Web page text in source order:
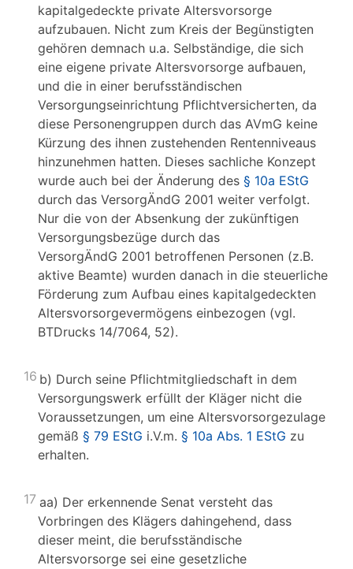
kapitalgedeckte private Altersvorsorge
aufzubauen. Nicht zum Kreis der Begünstigten
gehören demnach u.a. Selbständige, die sich
eine eigene private Altersvorsorge aufbauen,
und die in einer berufsständischen
Versorgungseinrichtung Pflichtversicherten, da
diese Personengruppen durch das AVmG keine
Kürzung des ihnen zustehenden Rentenniveaus
hinzunehmen hatten. Dieses sachliche Konzept
wurde auch bei der Änderung des § 10a EStG
durch das VersorgÄndG 2001 weiter verfolgt.
Nur die von der Absenkung der zukünftigen
Versorgungsbezüge durch das
VersorgÄndG 2001 betroffenen Personen (z.B.
aktive Beamte) wurden danach in die steuerliche
Förderung zum Aufbau eines kapitalgedeckten
Altersvorsorgevermögens einbezogen (vgl.
BTDrucks 14/7064, 52).
16 b) Durch seine Pflichtmitgliedschaft in dem
Versorgungswerk erfüllt der Kläger nicht die
Voraussetzungen, um eine Altersvorsorgezulage
gemäß § 79 EStG i.V.m. § 10a Abs. 1 EStG zu
erhalten.
17 aa) Der erkennende Senat versteht das
Vorbringen des Klägers dahingehend, dass
dieser meint, die berufsständische
Altersvorsorge sei eine gesetzliche